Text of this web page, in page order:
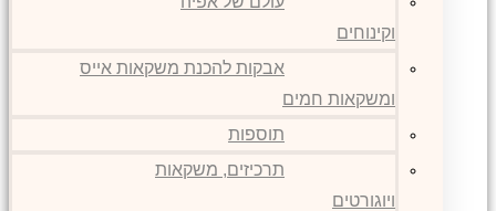
וקינוחים
אבקות להכנת משקאות אייס
ומשקאות חמים
תוספות
תרכיזים, משקאות
ויוגורטים